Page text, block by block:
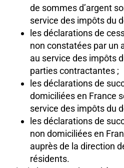
de sommes d’argent
service des impôts du
les déclarations de
non constatées par un
au service des impôts
parties contractantes ;
les déclarations de
domiciliées en France
service des impôts du
les déclarations de
non domiciliées en
auprès de la direction
résidents.